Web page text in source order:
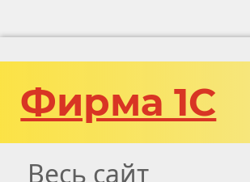
Фирма 1С
Весь сайт